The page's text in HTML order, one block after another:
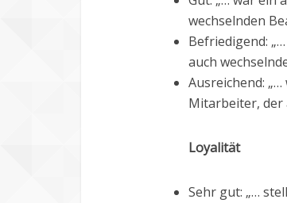
wechselnden
Befriedigend:
auch
Ausreichend:
Mitarbeiter, der
Loyalität
Sehr gut: „…